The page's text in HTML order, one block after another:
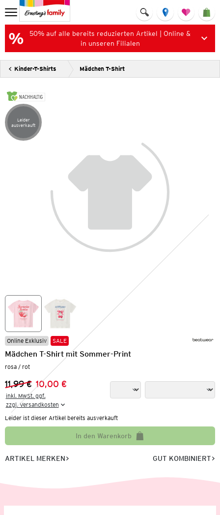
50% auf alle bereits reduzierten Artikel | Online &
in unseren Filialen
Kinder-T-Shirts Mädchen T-Shirt
NACHHALTIG
Artikel leider ausverkauft
Leider
ausverkauft
Online Exklusiv SALE
Mädchen T-Shirt mit Sommer-Print
rosa / rot
Vorheriger Preis:
11,99 €
Neuer Preis:
10,00 €
inkl. MwSt. ggf.
zzgl. Versandkosten
Leider ist dieser Artikel bereits ausverkauft
In den Warenkorb
ARTIKEL MERKEN GUT KOMBINIERT